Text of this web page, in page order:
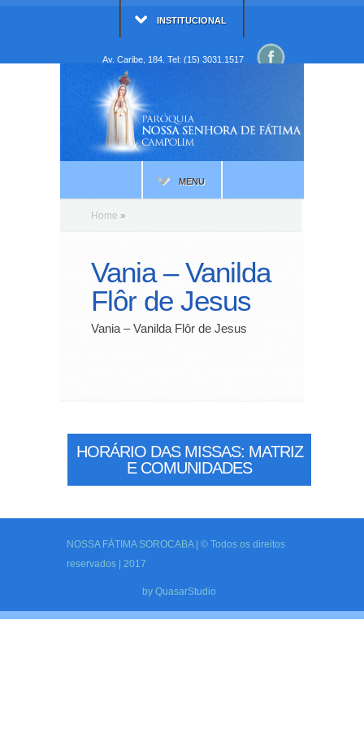
INSTITUCIONAL
Av. Caribe, 184. Tel: (15) 3031.1517
MENU
Home »
Vania – Vanilda
Flôr de Jesus
Vania – Vanilda Flôr de Jesus
HORÁRIO DAS MISSAS: MATRIZ
E COMUNIDADES
NOSSA FÁTIMA SOROCABA | © Todos os direitos
reservados | 2017
by QuasarStudio